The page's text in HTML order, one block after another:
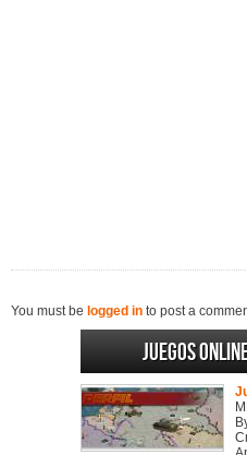
You must be logged in to post a
Juegos